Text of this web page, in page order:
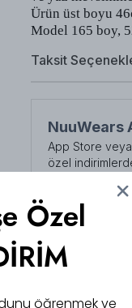
Ürün üst boyu
Model 165 boy,
Taksit
NuuWears
App Store
özel
Tüm
Özel
öğrenmek ve